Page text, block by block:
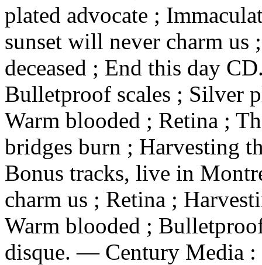
plated advocate ;
sunset will never charm us
deceased ; End this day
Bulletproof scales ; Silver
Warm blooded ; Retina ;
bridges burn ; Harvesting
Bonus tracks, live in
charm us ; Retina ;
Warm blooded ;
disque. — Century Media :